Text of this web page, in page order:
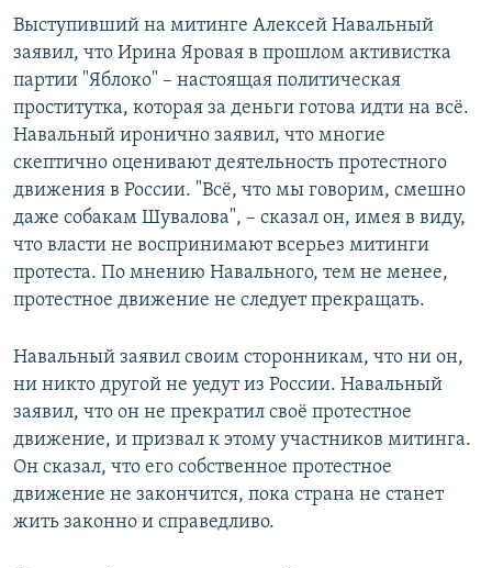
Выступивший на митинге Алексей Навальный
заявил, что Ирина Яровая в прошлом активистка
партии "Яблоко" – настоящая политическая
проститутка, которая за деньги готова идти на всё.
Навальный иронично заявил, что многие
скептично оценивают деятельность протестного
движения в России. "Всё, что мы говорим, смешно
даже собакам Шувалова", – сказал он, имея в виду,
что власти не воспринимают всерьез митинги
протеста. По мнению Навального, тем не менее,
протестное движение не следует прекращать.
Навальный заявил своим сторонникам, что ни он,
ни никто другой не уедут из России. Навальный
заявил, что он не прекратил своё протестное
движение, и призвал к этому участников митинга.
Он сказал, что его собственное протестное
движение не закончится, пока страна не станет
жить законно и справедливо.